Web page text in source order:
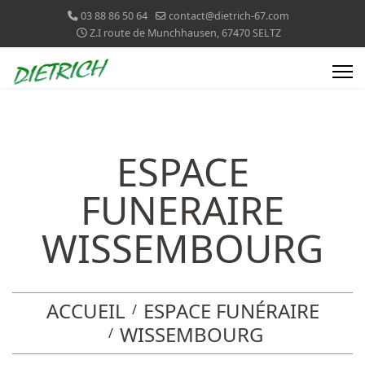
03 88 86 50 64
contact@dietrich-67.com
Z.I route de Munchhausen, 67470 SELTZ
ESPACE
FUNERAIRE
WISSEMBOURG
ACCUEIL
ESPACE FUNÉRAIRE
WISSEMBOURG